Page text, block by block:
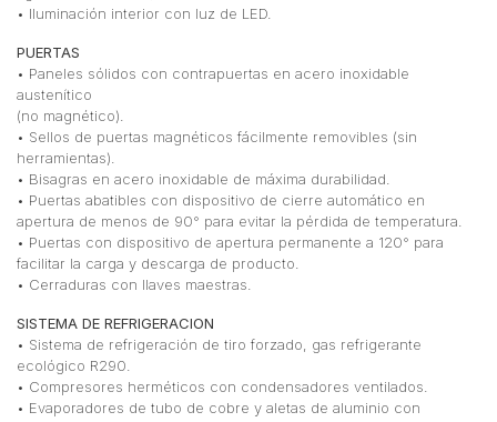
• Iluminación interior con luz de LED.
PUERTAS
• Paneles sólidos con contrapuertas en acero inoxidable
austenítico
(no magnético).
• Sellos de puertas magnéticos fácilmente removibles (sin
herramientas).
• Bisagras en acero inoxidable de máxima durabilidad.
• Puertas abatibles con dispositivo de cierre automático en
apertura de menos de 90° para evitar la pérdida de temperatura.
• Puertas con dispositivo de apertura permanente a 120° para
facilitar la carga y descarga de producto.
• Cerraduras con llaves maestras.
SISTEMA DE REFRIGERACION
• Sistema de refrigeración de tiro forzado, gas refrigerante
ecológico R290.
• Compresores herméticos con condensadores ventilados.
• Evaporadores de tubo de cobre y aletas de aluminio con